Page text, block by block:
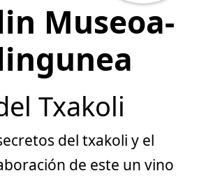
Museoa-
Txakoli
del txakoli y el
de este un vino